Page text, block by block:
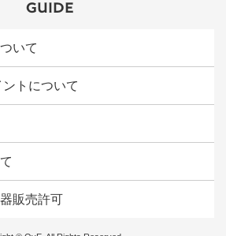
GUIDE
いて
トについて
販売許可